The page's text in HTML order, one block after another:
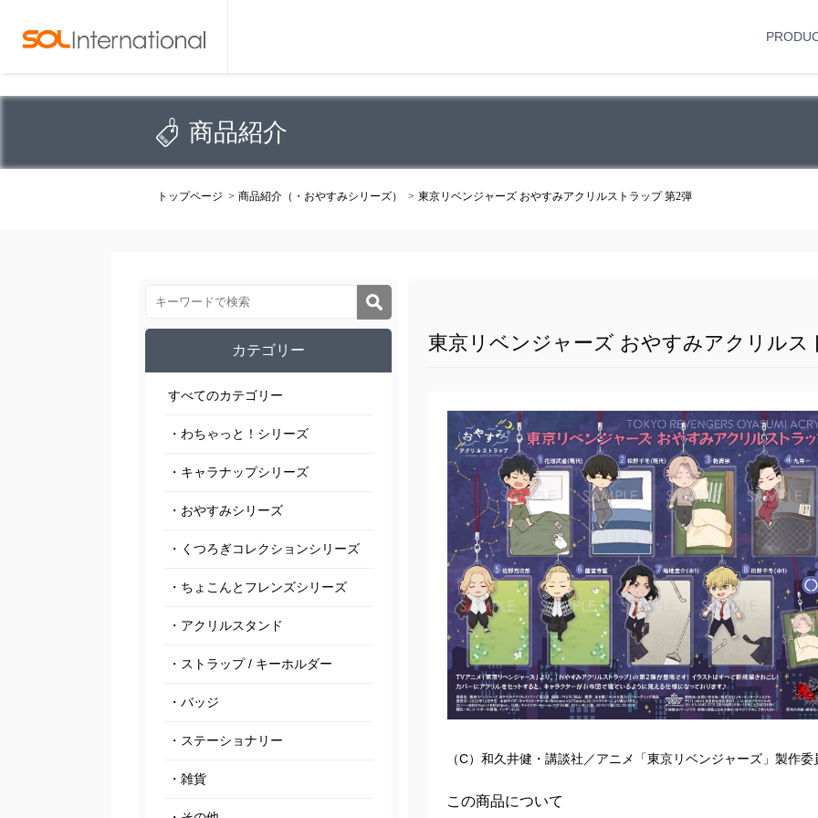
商品紹介
トップページ 商品紹介（・おやすみシリーズ） 東京リベンジャーズ おやすみアクリルストラップ 第2弾
東京リベンジャーズ おやすみアクリルス
（C）和久井健・講談社／アニメ「東京リベンジャーズ」製作委
この商品について
カテゴリー
すべてのカテゴリー
・わちゃっと！シリーズ
・キャラナップシリーズ
・おやすみシリーズ
・くつろぎコレクションシリーズ
・ちょこんとフレンズシリーズ
・アクリルスタンド
・ストラップ / キーホルダー
・バッジ
・ステーショナリー
・雑貨